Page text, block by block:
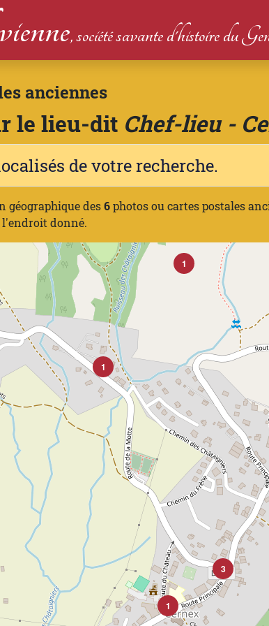
, société savante d'histoire du
anciennes
le lieu-dit Chef-lieu -
de votre recherche.
géographique des6photos ou cartes postales
l'endroit donné.
1
3
1
1